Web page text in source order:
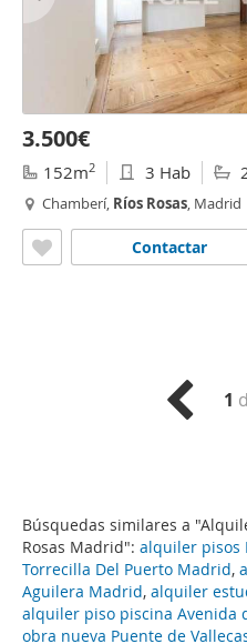
Búsquedas similares a
Rosas Madrid": alquiler pisos
Torrecilla Del Puerto Madrid,
Aguilera Madrid, alquiler
alquiler piso piscina Avenida
obra nueva Puente de
3.500€
152m2 3 Hab
Chamberí, Ríos Rosas, Madrid
Contactar
1